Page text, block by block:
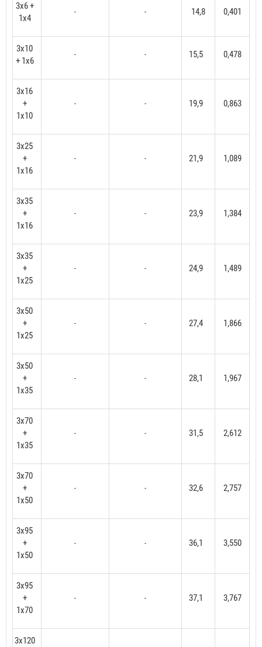
3x6 +
1x4
- - 14,8 0,401
3x10
+ 1x6
- - 15,5 0,478
3x16
+
1x10
- - 19,9 0,863
3x25
+
1x16
- - 21,9 1,089
3x35
+
1x16
- - 23,9 1,384
3x35
+
1x25
- - 24,9 1,489
3x50
+
1x25
- - 27,4 1,866
3x50
+
1x35
- - 28,1 1,967
3x70
+
1x35
- - 31,5 2,612
3x70
+
1x50
- - 32,6 2,757
3x95
+
1x50
- - 36,1 3,550
3x95
+
1x70
- - 37,1 3,767
3x120